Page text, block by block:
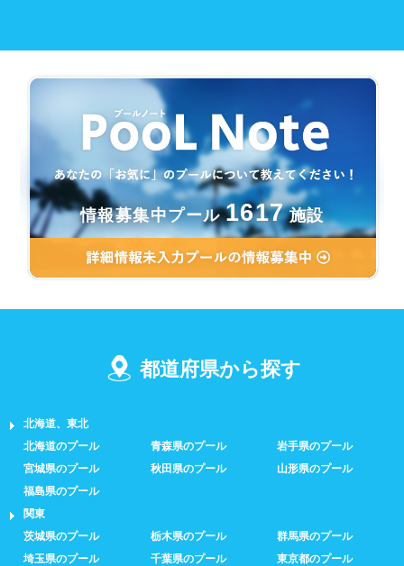
情報募集中プール 1617 施設
都道府県から探す
北海道、東北
北海道のプール
青森県のプール
岩手県のプール
宮城県のプール
秋田県のプール
山形県のプール
福島県のプール
関東
茨城県のプール
栃木県のプール
群馬県のプール
埼玉県のプール
千葉県のプール
東京都のプール